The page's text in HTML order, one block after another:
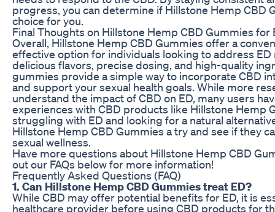
progress, you can determine if Hillstone Hemp CBD
choice for you.
Final Thoughts on Hillstone Hemp CBD Gummies for
Overall, Hillstone Hemp CBD Gummies offer a
effective option for individuals looking to address ED
delicious flavors, precise dosing, and high-quality
gummies provide a simple way to incorporate CBD
and support your sexual health goals. While more
understand the impact of CBD on ED, many users
experiences with CBD products like Hillstone Hemp
struggling with ED and looking for a natural
Hillstone Hemp CBD Gummies a try and see if they
sexual wellness.
Have more questions about Hillstone Hemp CBD
out our FAQs below for more information!
Frequently Asked Questions (FAQ)
1. Can Hillstone Hemp CBD Gummies treat ED?
While CBD may offer potential benefits for ED, it is
healthcare provider before using CBD products for